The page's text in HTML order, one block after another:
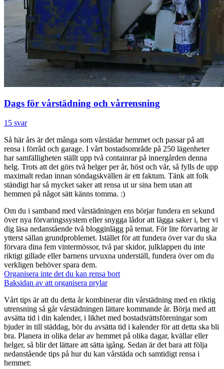
Dags för vårstädning och vårrensning
15 svar
Så här års är det många som vårstädar hemmet och passar på att
rensa i förråd och garage. I vårt bostadsområde på 250 lägenheter
har samfälligheten ställt upp två containrar på innergården denna
helg. Trots att det görs två helger per år, höst och vår, så fylls de upp
maximalt redan innan söndagskvällen är ett faktum. Tänk att folk
ständigt har så mycket saker att rensa ut ur sina hem utan att
hemmen på något sätt känns tomma. :)
Om du i samband med vårstädningen ens börjar fundera en sekund
över nya förvaringssystem eller snygga lådor att lägga saker i, ber vi
dig läsa nedanstående två blogginlägg på temat. För lite förvaring är
ytterst sällan grundproblemet. Istället för att fundera över var du ska
förvara dina fem vintermössor, två par skidor, julklappen du inte
riktigt gillade eller barnens urvuxna underställ, fundera över om du
verkligen behöver spara dem.
Organisera inte det du kan rensa bort
Baksidan av att organisera prylar
Vårt tips är att du detta år kombinerar din vårstädning med en riktig
utrensning så går vårstädningen lättare kommande år. Börja med att
avsätta tid i din kalender, i likhet med bostadsrättsföreningar som
bjuder in till städdag, bör du avsätta tid i kalender för att detta ska bli
bra. Planera in olika delar av hemmet på olika dagar, kvällar eller
helger, så blir det lättare att sätta igång. Sedan är det bara att följa
nedanstående tips på hur du kan vårstäda och samtidigt rensa i
hemmet: